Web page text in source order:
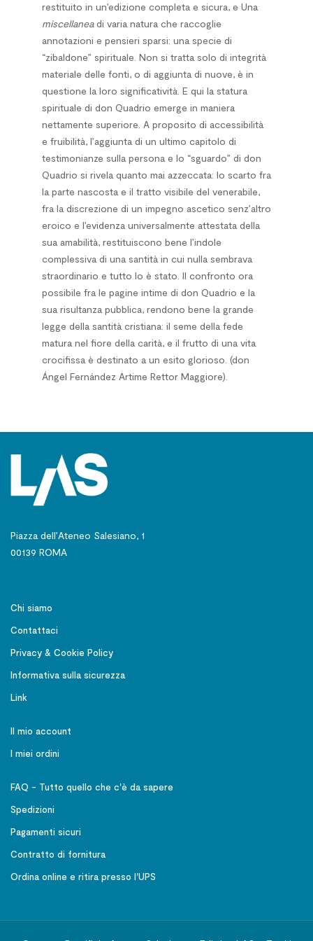
restituito in un’edizione completa e sicura, e Una
miscellaneadi varia natura che raccoglie
annotazioni e pensieri sparsi: una specie di
“zibaldone” spirituale. Non si tratta solo di integrità
materiale delle fonti, o di aggiunta di nuove, è in
questione la loro significatività. E qui la statura
spirituale di don Quadrio emerge in maniera
nettamente superiore. A proposito di accessibilità
e fruibilità, l’aggiunta di un ultimo capitolo di
testimonianze sulla persona e lo “sguardo” di don
Quadrio si rivela quanto mai azzeccata: lo scarto fra
la parte nascosta e il tratto visibile del venerabile,
fra la discrezione di un impegno ascetico senz’altro
eroico e l’evidenza universalmente attestata della
sua amabilità, restituiscono bene l’indole
complessiva di una santità in cui nulla sembrava
straordinario e tutto lo è stato. Il confronto ora
possibile fra le pagine intime di don Quadrio e la
sua risultanza pubblica, rendono bene la grande
legge della santità cristiana: il seme della fede
matura nel fiore della carità, e il frutto di una vita
crocifissa è destinato a un esito glorioso. (don
Ángel Fernández Artime Rettor Maggiore).
Piazza dell’Ateneo Salesiano, 1
00139 ROMA
Chi siamo
Contattaci
Privacy & Cookie Policy
Informativa sulla sicurezza
Link
Il mio account
I miei ordini
FAQ - Tutto quello che c'è da sapere
Spedizioni
Pagamenti sicuri
Contratto di fornitura
Ordina online e ritira presso l'UPS